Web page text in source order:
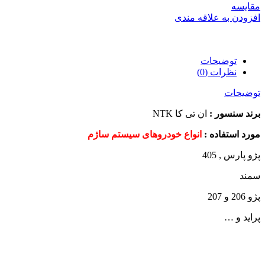
مقایسه
افزودن به علاقه مندی
توضیحات
نظرات (0)
توضیحات
برند سنسور : ان تی کا NTK
مورد استفاده : انواع خودروهای سیستم ساژم
پژو پارس , 405
سمند
پژو 206 و 207
پراید و …